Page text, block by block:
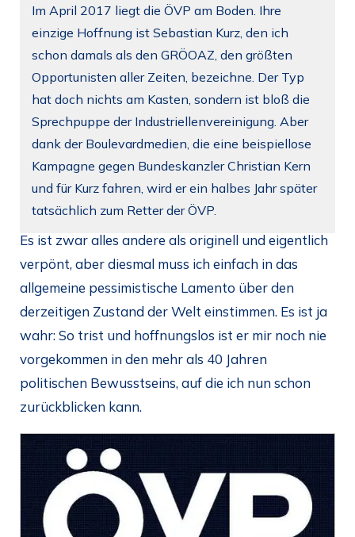
Es ist zwar alles andere als originell und eigentlich
verpönt, aber diesmal muss ich einfach in das
allgemeine pessimistische Lamento über den
derzeitigen Zustand der Welt einstimmen. Es ist ja
wahr: So trist und hoffnungslos ist er mir noch nie
vorgekommen in den mehr als 40 Jahren
politischen Bewusstseins, auf die ich nun schon
zurückblicken kann.
Im April 2017 liegt die ÖVP am Boden. Ihre
einzige Hoffnung ist Sebastian Kurz, den ich
schon damals als den GRÖOAZ, den größten
Opportunisten aller Zeiten, bezeichne. Der Typ
hat doch nichts am Kasten, sondern ist bloß die
Sprechpuppe der Industriellenvereinigung. Aber
dank der Boulevardmedien, die eine beispiellose
Kampagne gegen Bundeskanzler Christian Kern
und für Kurz fahren, wird er ein halbes Jahr später
tatsächlich zum Retter der ÖVP.